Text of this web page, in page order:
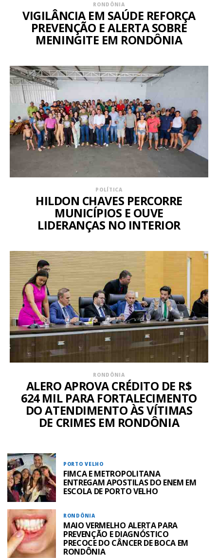
RONDÔNIA
VIGILÂNCIA EM SAÚDE REFORÇA
PREVENÇÃO E ALERTA SOBRE
MENINGITE EM RONDÔNIA
POLÍTICA
HILDON CHAVES PERCORRE
MUNICÍPIOS E OUVE
LIDERANÇAS NO INTERIOR
RONDÔNIA
ALERO APROVA CRÉDITO DE R$
624 MIL PARA FORTALECIMENTO
DO ATENDIMENTO ÀS VÍTIMAS
DE CRIMES EM RONDÔNIA
PORTO VELHO
FIMCA E METROPOLITANA
ENTREGAM APOSTILAS DO ENEM EM
ESCOLA DE PORTO VELHO
RONDÔNIA
MAIO VERMELHO ALERTA PARA
PREVENÇÃO E DIAGNÓSTICO
PRECOCE DO CÂNCER DE BOCA EM
RONDÔNIA